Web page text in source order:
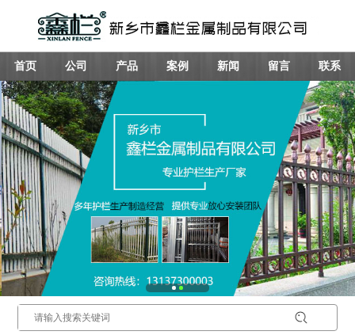
首页 公司 产品 案例 新闻 留言 联系